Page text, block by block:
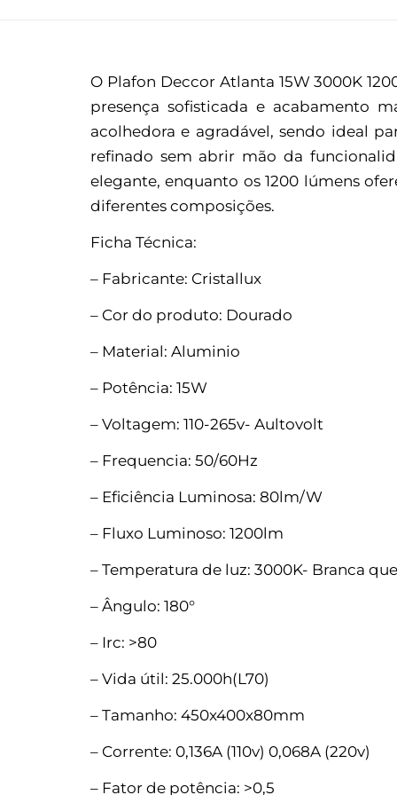
O Plafon Deccor Atlanta 15W 3000K
presença sofisticada e acabamento
acolhedora e agradável, sendo ideal
refinado sem abrir mão da
elegante, enquanto os 1200 lúmens
diferentes composições.
Ficha Técnica:
– Fabricante: Cristallux
– Cor do produto: Dourado
– Material: Aluminio
– Potência: 15W
– Voltagem: 110-265v- Aultovolt
– Frequencia: 50/60Hz
– Eficiência Luminosa: 80lm/W
– Fluxo Luminoso: 1200lm
– Temperatura de luz: 3000K- Branca
– Ângulo: 180°
– Irc: >80
– Vida útil: 25.000h(L70)
– Tamanho: 450x400x80mm
– Corrente: 0,136A (110v) 0,068A (220v)
– Fator de potência: >0,5